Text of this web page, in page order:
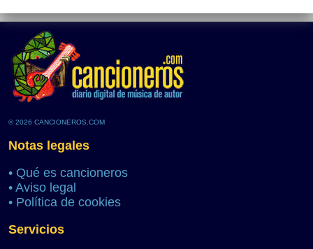
© 2026 CANCIONEROS.COM
Notas legales
• Qué es cancioneros
• Aviso legal
• Política de cookies
Servicios